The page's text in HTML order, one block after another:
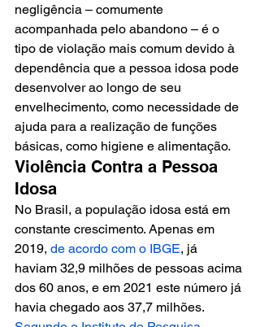
negligência – comumente
acompanhada pelo abandono – é o
tipo de violação mais comum devido à
dependência que a pessoa idosa pode
desenvolver ao longo de seu
envelhecimento, como necessidade de
ajuda para a realização de funções
básicas, como higiene e alimentação.
Violência Contra a Pessoa
Idosa
No Brasil, a população idosa está em
constante crescimento. Apenas em
2019, de acordo com o IBGE, já
haviam 32,9 milhões de pessoas acima
dos 60 anos, e em 2021 este número já
havia chegado aos 37,7 milhões.